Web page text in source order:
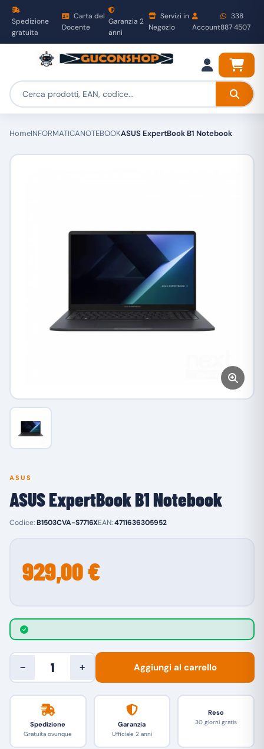
Spedizione
gratuita
Carta del
Docente
Garanzia 2
anni
Servizi in
Negozio
Account
338
887 4507
HomeINFORMATICANOTEBOOKASUS ExpertBook B1 Notebook
ASUS
ASUS ExpertBook B1 Notebook
Codice:B1503CVA-S7716XEAN:4711636305952
929,00 €
− + Aggiungi al carrello
Spedizione
Gratuita ovunque
Garanzia
Ufficiale 2 anni
Reso
30 giorni gratis